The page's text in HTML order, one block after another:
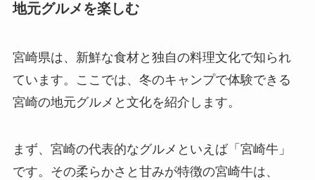
地元グルメを楽しむ
宮崎県は、新鮮な食材と独自の料理文化で知られ
ています。ここでは、冬のキャンプで体験できる
宮崎の地元グルメと文化を紹介します。
まず、宮崎の代表的なグルメといえば「宮崎牛」
です。その柔らかさと甘みが特徴の宮崎牛は、